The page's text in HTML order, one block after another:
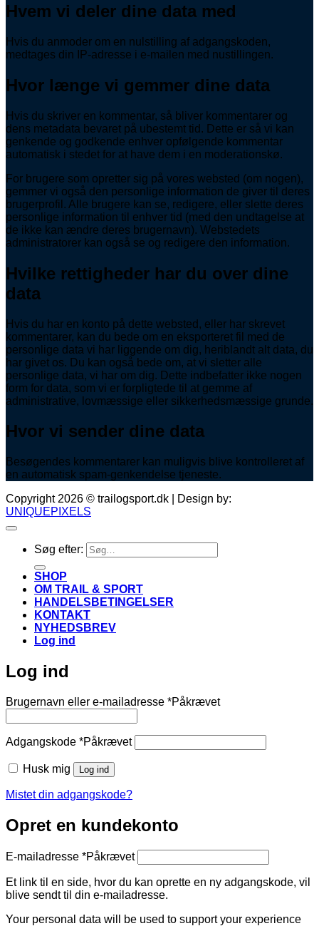
Hvem vi deler dine data med
Hvis du anmoder om en nulstilling af adgangskoden,
medtages din IP-adresse i e-mailen med nustillingen.
Hvor længe vi gemmer dine data
Hvis du skriver en kommentar, så bliver kommentarer og
dens metadata bevaret på ubestemt tid. Dette er så vi kan
genkende og godkende enhver opfølgende kommentar
automatisk i stedet for at have dem i en moderationskø.
For brugere som opretter sig på vores websted (om nogen),
gemmer vi også den personlige information de giver til deres
brugerprofil. Alle brugere kan se, redigere, eller slette deres
personlige information til enhver tid (med den undtagelse at
de ikke kan ændre deres brugernavn). Webstedets
administratorer kan også se og redigere den information.
Hvilke rettigheder har du over dine
data
Hvis du har en konto på dette websted, eller har skrevet
kommentarer, kan du bede om en eksporteret fil med de
personlige data vi har liggende om dig, heriblandt alt data, du
har givet os. Du kan også bede om, at vi sletter alle
personlige data, vi har om dig. Dette indbefatter ikke nogen
form for data, som vi er forpligtede til at gemme af
administrative, lovmæssige eller sikkerhedsmæssige grunde.
Hvor vi sender dine data
Besøgendes kommentarer kan muligvis blive kontrolleret af
en automatisk spam-genkendelse tjeneste.
Copyright 2026 © trailogsport.dk | Design by:
UNIQUEPIXELS
Søg efter:
SHOP
OM TRAIL & SPORT
HANDELSBETINGELSER
KONTAKT
NYHEDSBREV
Log ind
Log ind
Brugernavn eller e-mailadresse *Påkrævet
Adgangskode *Påkrævet
Husk mig Log ind
Mistet din adgangskode?
Opret en kundekonto
E-mailadresse *Påkrævet
Et link til en side, hvor du kan oprette en ny adgangskode, vil
blive sendt til din e-mailadresse.
Your personal data will be used to support your experience